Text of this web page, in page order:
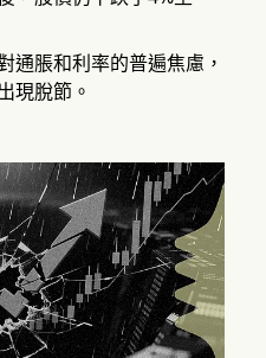
通脹和利率的普遍焦慮，
現脫節。